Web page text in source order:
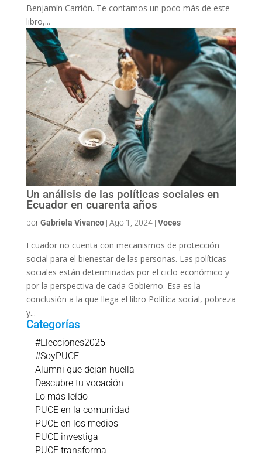
Benjamín Carrión. Te contamos un poco más de este
libro,...
Un análisis de las políticas sociales en
Ecuador en cuarenta años
porGabriela Vivanco| Ago 1, 2024| Voces
Ecuador no cuenta con mecanismos de protección
social para el bienestar de las personas. Las políticas
sociales están determinadas por el ciclo económico y
por la perspectiva de cada Gobierno. Esa es la
conclusión a la que llega el libro Política social, pobreza
y...
Categorías
#Elecciones2025
#SoyPUCE
Alumni que dejan huella
Descubre tu vocación
Lo más leído
PUCE en la comunidad
PUCE en los medios
PUCE investiga
PUCE transforma